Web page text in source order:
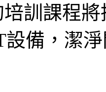
訓課程
設備，潔